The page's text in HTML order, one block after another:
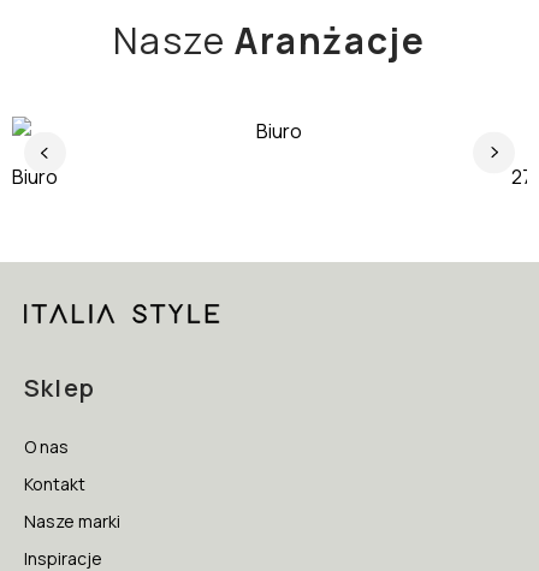
NaszeAranżacje
Biuro
Sklep
O nas
Kontakt
Nasze marki
Inspiracje